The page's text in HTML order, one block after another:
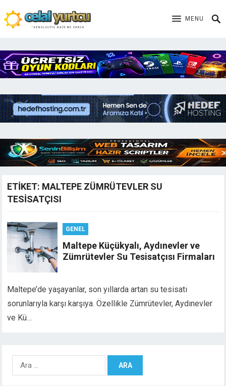
MENU
ETIKET: MALTEPE ZÜMRÜTEVLER SU
TESISATÇISI
GENEL
Maltepe Küçükyalı, Aydınevler ve
Zümrütevler Su Tesisatçısı Firmaları
Maltepe’de yaşayanlar, son yıllarda artan su tesisatı
sorunlarıyla karşı karşıya. Özellikle Zümrütevler, Aydınevler
ve Kü…
Arama: